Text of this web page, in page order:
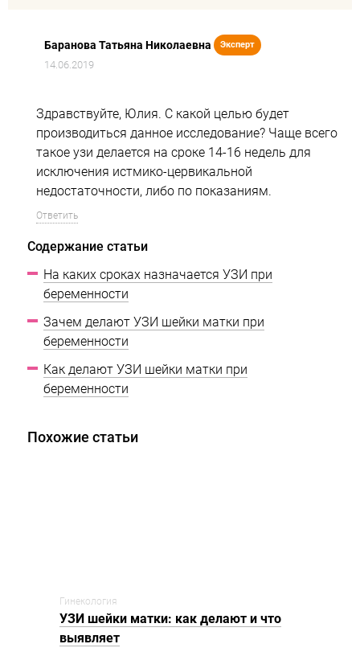
Баранова Татьяна Николаевна Эксперт
14.06.2019
Здравствуйте, Юлия. С какой целью будет
производиться данное исследование? Чаще всего
такое узи делается на сроке 14-16 недель для
исключения истмико-цервикальной
недостаточности, либо по показаниям.
Ответить
Содержание статьи
На каких сроках назначается УЗИ при
беременности
Зачем делают УЗИ шейки матки при
беременности
Как делают УЗИ шейки матки при
беременности
Похожие статьи
Гинекология
УЗИ шейки матки: как делают и что
выявляет